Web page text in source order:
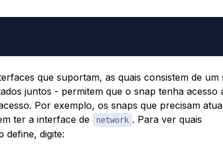
que suportam, as quais consistem de um
juntos - permitem que o snap tenha acesso
Por exemplo, os snaps que precisam
ter a interface de
network . Para ver quais
define, digite: